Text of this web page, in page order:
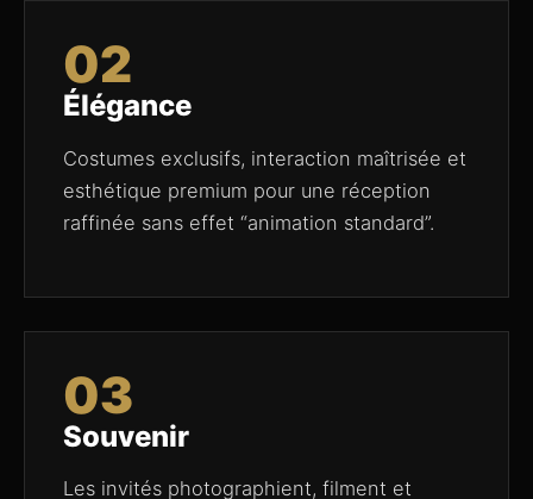
02
Élégance
Costumes exclusifs, interaction maîtrisée et
esthétique premium pour une réception
raffinée sans effet “animation standard”.
03
Souvenir
Les invités photographient, filment et